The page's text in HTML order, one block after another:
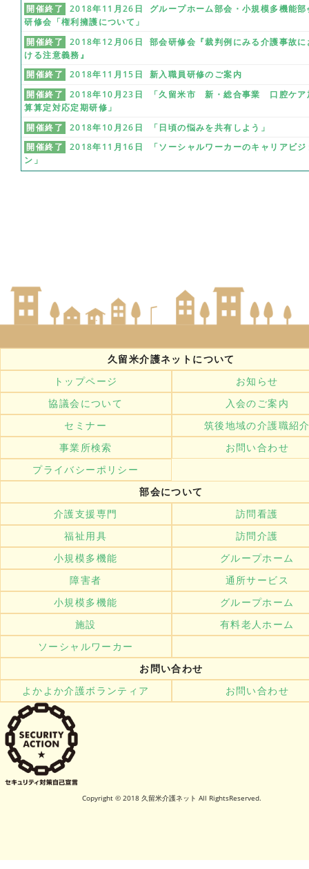
開催終了
2018年11月26日 グループホーム部会・小規模多機能部
研修会「権利擁護について」
開催終了
2018年12月06日 部会研修会『裁判例にみる介護事故に
ける注意義務』
開催終了
2018年11月15日 新入職員研修のご案内
開催終了
2018年10月23日 「久留米市 新・総合事業 口腔ケア
算算定対応定期研修」
開催終了
2018年10月26日 「日頃の悩みを共有しよう」
開催終了
2018年11月16日 「ソーシャルワーカーのキャリアビジ
ン」
久留米介護ネットについて
トップページ
お知らせ
協議会について
入会のご案内
セミナー
筑後地域の介護職紹
事業所検索
お問い合わせ
プライバシーポリシー
部会について
介護支援専門
訪問看護
福祉用具
訪問介護
小規模多機能
グループホーム
障害者
通所サービス
小規模多機能
グループホーム
施設
有料老人ホーム
ソーシャルワーカー
お問い合わせ
よかよか介護ボランティア
お問い合わせ
Copyright © 2018 久留米介護ネット All RightsReserved.